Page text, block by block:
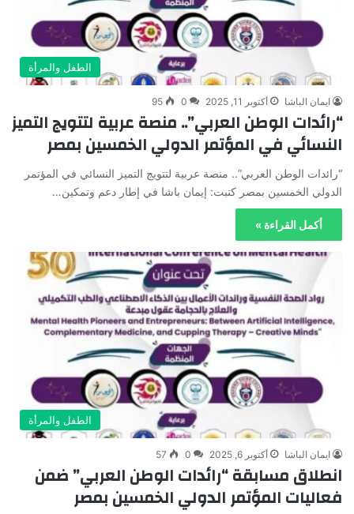
الطفل والمرأة
ايمان الباشا أكتوبر 11, 2025 0
95
“رائدات الوطن العربي”.. منصة عربية لتتويج التميز
النسائي في المؤتمر الدولي الخمسين بمصر
“رائدات الوطن العربي”.. منصة عربية لتتويج التميز النسائي في المؤتمر
الدولي الخمسين بمصر كتبت: إيمان باشا في إطار دعم وتمكين…
أكمل القراءة »
الطفل والمرأة
ايمان الباشا أكتوبر 6, 2025 0
57
انطلاق مسابقة “رائدات الوطن العربي” ضمن
فعاليات المؤتمر الدولي الخمسين بمصر